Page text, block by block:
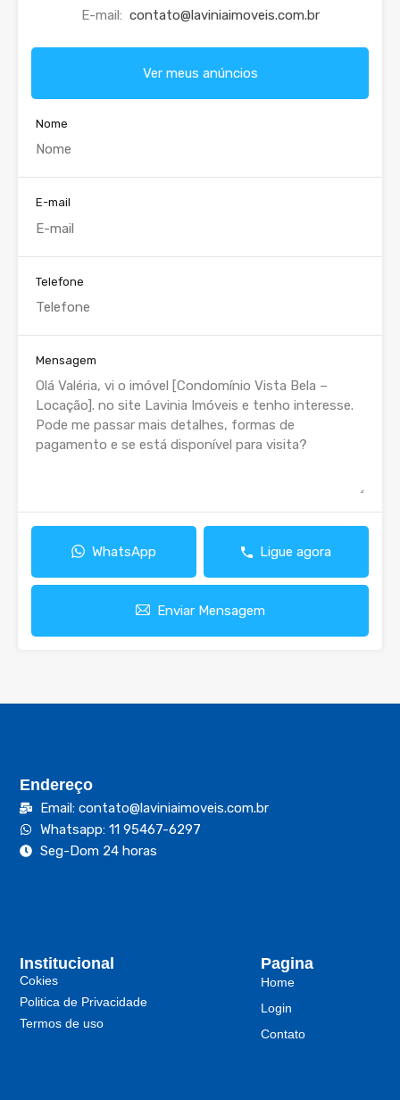
E-mail: contato@laviniaimoveis.com.br
Ver meus anúncios
Nome
E-mail
Telefone
Mensagem
WhatsApp Ligue agora
Enviar Mensagem
Pagina
Home
Login
Contato
Institucional
Cokies
Politica de Privacidade
Termos de uso
Endereço
Email: contato@laviniaimoveis.com.br
Whatsapp: 11 95467-6297
Seg-Dom 24 horas